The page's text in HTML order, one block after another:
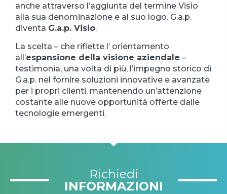
anche attraverso l’aggiunta del termine Visio
alla sua denominazione e al suo logo. G.a.p.
diventa G.a.p. Visio.
La scelta – che riflette l’ orientamento
all’espansione della visione aziendale –
testimonia, una volta di più, l’impegno storico di
G.a.p. nel fornire soluzioni innovative e avanzate
per i propri clienti, mantenendo un’attenzione
costante alle nuove opportunità offerte dalle
tecnologie emergenti.
Richiedi
INFORMAZIONI